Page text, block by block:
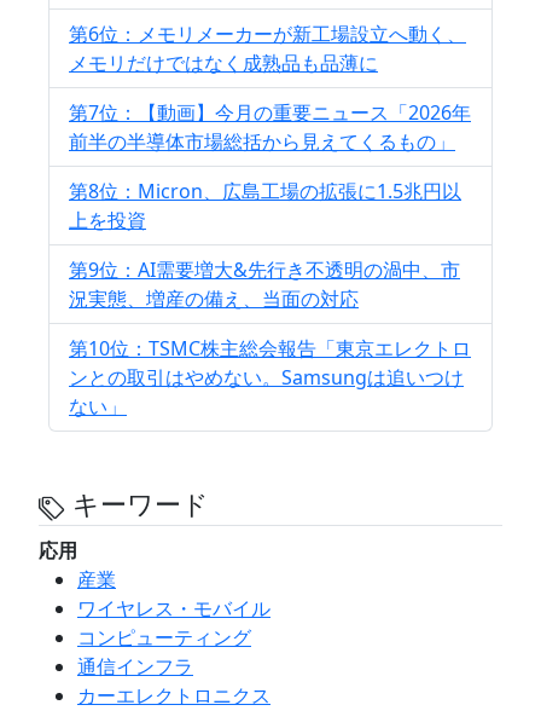
第6位：メモリメーカーが新工場設立へ動く、
メモリだけではなく成熟品も品薄に
第7位：【動画】今月の重要ニュース「2026年
前半の半導体市場総括から見えてくるもの」
第8位：Micron、広島工場の拡張に1.5兆円以
上を投資
第9位：AI需要増大&先行き不透明の渦中、市
況実態、増産の備え、当面の対応
第10位：TSMC株主総会報告「東京エレクトロ
ンとの取引はやめない。Samsungは追いつけ
ない」
キーワード
応用
産業
ワイヤレス・モバイル
コンピューティング
通信インフラ
カーエレクトロニクス